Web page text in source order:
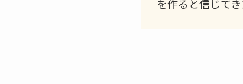
を作ると信じてき